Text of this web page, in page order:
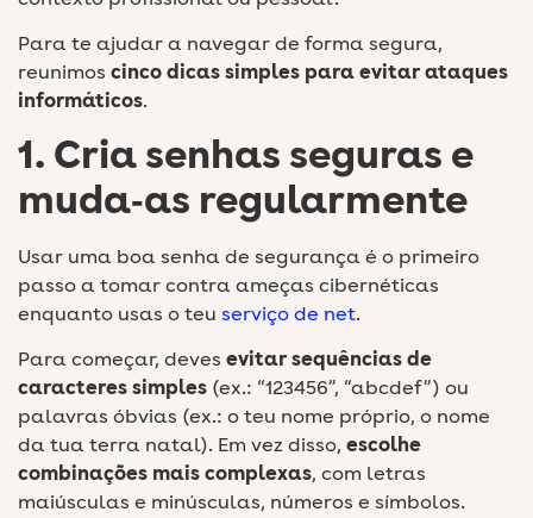
Para te ajudar a navegar de forma segura,
reunimos cinco dicas simples para evitar ataques
informáticos.
1. Cria senhas seguras e
muda‑as regularmente
Usar uma boa senha de segurança é o primeiro
passo a tomar contra ameças cibernéticas
enquanto usas o teu serviço de net.
Para começar, deves evitar sequências de
caracteres simples (ex.: “123456”, “abcdef”) ou
palavras óbvias (ex.: o teu nome próprio, o nome
da tua terra natal). Em vez disso, escolhe
combinações mais complexas, com letras
maiúsculas e minúsculas, números e símbolos.